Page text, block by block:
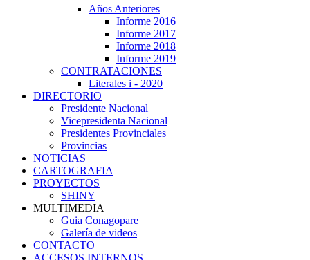
Años Anteriores
Informe 2016
Informe 2017
Informe 2018
Informe 2019
CONTRATACIONES
Literales i - 2020
DIRECTORIO
Presidente Nacional
Vicepresidenta Nacional
Presidentes Provinciales
Provincias
NOTICIAS
CARTOGRAFIA
PROYECTOS
SHINY
MULTIMEDIA
Guia Conagopare
Galería de videos
CONTACTO
ACCESOS INTERNOS